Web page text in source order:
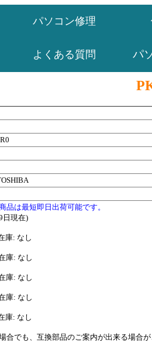
パソコン修理
よくある質問 パ
品は最短即日出荷可能です。
日現在)
庫: なし
庫: なし
庫: なし
庫: なし
庫: なし
合でも、互換部品のご案内が出来る場合